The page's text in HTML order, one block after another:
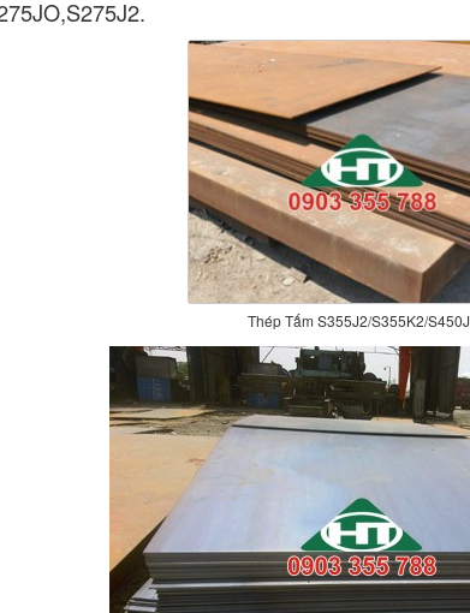
Thép Tấm S355J2/S355K2/